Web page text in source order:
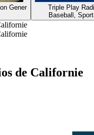
Gener
Triple Play
Baseball,
de Californie